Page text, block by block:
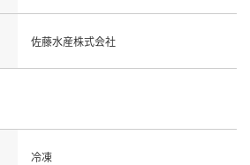
佐藤水産株式会社
冷凍